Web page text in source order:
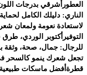
العطور أشرقي بدرجات
الناري: دليلك الكامل
لاستعادة نعومة ولمعان
التوفير أكتوبر الوردي،
للرجال: جمال، صحة، وثقة
تجعل شعرك ينمو كالسحر
قطرة أفضل ماسكات